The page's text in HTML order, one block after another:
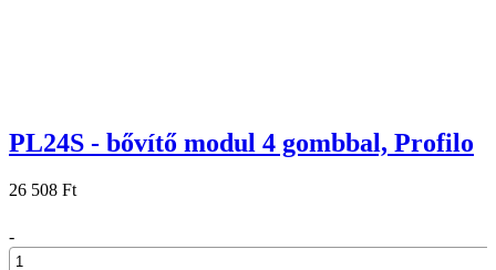
PL24S - bővítő modul 4 gombbal, Profilo
26 508 Ft
-